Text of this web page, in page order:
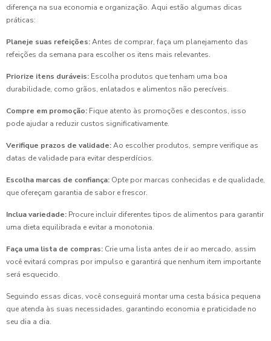
diferença na sua economia e organização. Aqui estão algumas dicas
práticas:
Planeje suas refeições:Antes de comprar, faça um planejamento das
refeições da semana para escolher os itens mais relevantes.
Priorize itens duráveis: Escolha produtos que tenham uma boa
durabilidade, como grãos, enlatados e alimentos não perecíveis.
Compre em promoção: Fique atento às promoções e descontos, isso
pode ajudar a reduzir custos significativamente.
Verifique prazos de validade:Ao escolher produtos, sempre verifique as
datas de validade para evitar desperdícios.
Escolha marcas de confiança: Opte por marcas conhecidas e de qualidade,
que ofereçam garantia de sabor e frescor.
Inclua variedade: Procure incluir diferentes tipos de alimentos para garantir
uma dieta equilibrada e evitar a monotonia.
Faça uma lista de compras: Crie uma lista antes de ir ao mercado, assim
você evitará compras por impulso e garantirá que nenhum item importante
será esquecido.
Seguindo essas dicas, você conseguirá montar uma cesta básica pequena
que atenda às suas necessidades, garantindo economia e praticidade no
seu dia a dia.